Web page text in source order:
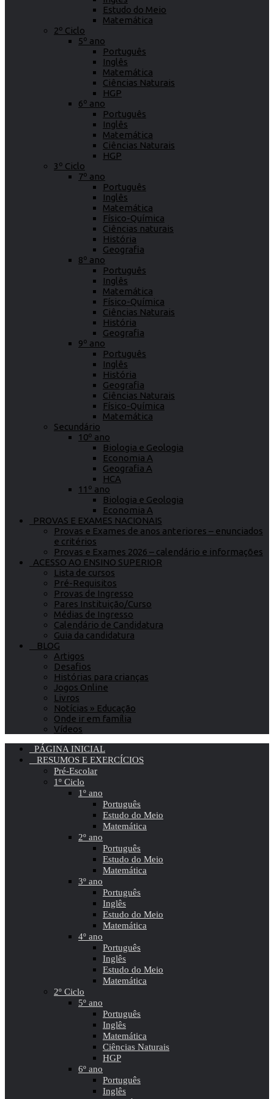
Estudo do Meio
Matemática
2º Ciclo
5º ano
Português
Inglês
Matemática
Ciências Naturais
HGP
6º ano
Português
Inglês
Matemática
Ciências Naturais
HGP
3º Ciclo
7º ano
Português
Inglês
Matemática
Físico-Química
Ciências naturais
História
Geografia
8º ano
Português
Inglês
Matemática
Físico-Química
Ciências Naturais
História
Geografia
9º ano
Português
Inglês
História
Geografia
Ciências Naturais
Físico-Química
Matemática
Secundário
10º ano
Biologia e Geologia
Economia A
Geografia A
HCA
11º ano
Biologia e Geologia
Economia A
PROVAS E EXAMES NACIONAIS
Provas e Exames de anos anteriores – enunciados
e critérios
Provas e Exames 2026 – calendário e informações
ACESSO AO ENSINO SUPERIOR
Lista de cursos
Pré-Requisitos
Provas de Ingresso
Pares Instituição/Curso
Médias de Ingresso
Calendário de Candidatura
Guia da candidatura
BLOG
Artigos
Desafios
Histórias para crianças
Jogos Online
Livros
Notícias » Educação
Onde ir em família
Vídeos
PÁGINA INICIAL
RESUMOS E EXERCÍCIOS
Pré-Escolar
1º Ciclo
1º ano
Português
Estudo do Meio
Matemática
2º ano
Português
Estudo do Meio
Matemática
3º ano
Português
Inglês
Estudo do Meio
Matemática
4º ano
Português
Inglês
Estudo do Meio
Matemática
2º Ciclo
5º ano
Português
Inglês
Matemática
Ciências Naturais
HGP
6º ano
Português
Inglês